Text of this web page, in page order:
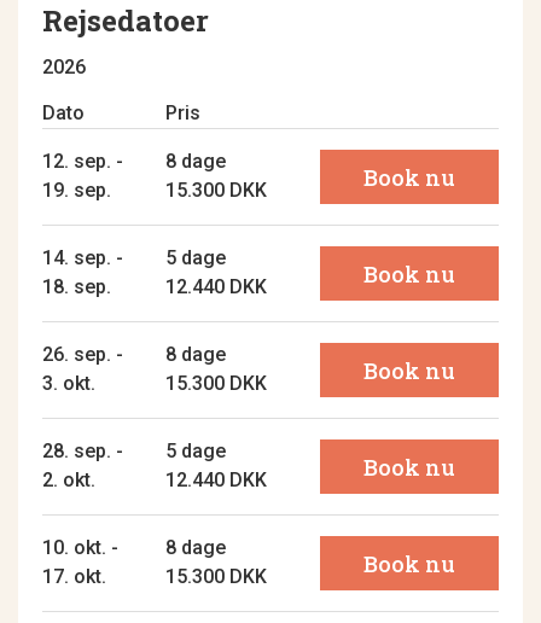
Rejsedatoer
2026
Dato
Pris
12. sep. -
19. sep.
8 dage
15.300 DKK
Book nu
14. sep. -
18. sep.
5 dage
12.440 DKK
Book nu
26. sep. -
3. okt.
8 dage
15.300 DKK
Book nu
28. sep. -
2. okt.
5 dage
12.440 DKK
Book nu
10. okt. -
17. okt.
8 dage
15.300 DKK
Book nu